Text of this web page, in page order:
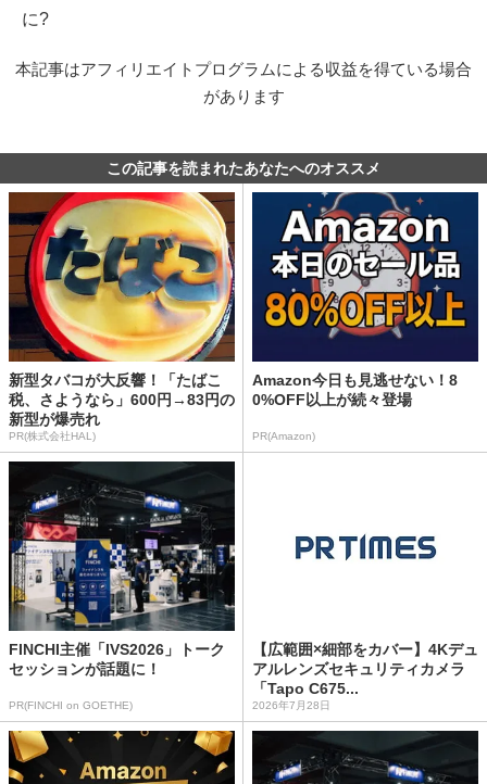
に?
本記事はアフィリエイトプログラムによる収益を得ている場合
があります
この記事を読まれたあなたへのオススメ
新型タバコが大反響！「たばこ
税、さようなら」600円→83円の
新型が爆売れ
PR(株式会社HAL)
Amazon今日も見逃せない！8
0%OFF以上が続々登場
PR(Amazon)
FINCHI主催「IVS2026」トーク
セッションが話題に！
PR(FINCHI on GOETHE)
【広範囲×細部をカバー】4Kデュ
アルレンズセキュリティカメラ
「Tapo C675...
2026年7月28日